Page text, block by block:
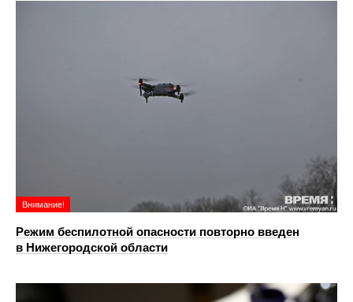
Внимание!
Режим беспилотной опасности повторно введен
в Нижегородской области